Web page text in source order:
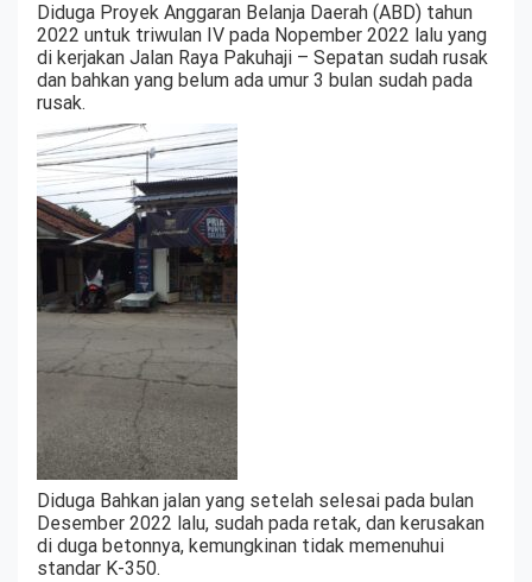
Diduga Proyek Anggaran Belanja Daerah (ABD) tahun
2022 untuk triwulan IV pada Nopember 2022 lalu yang
di kerjakan Jalan Raya Pakuhaji – Sepatan sudah rusak
dan bahkan yang belum ada umur 3 bulan sudah pada
rusak.
Diduga Bahkan jalan yang setelah selesai pada bulan
Desember 2022 lalu, sudah pada retak, dan kerusakan
di duga betonnya, kemungkinan tidak memenuhui
standar K-350.